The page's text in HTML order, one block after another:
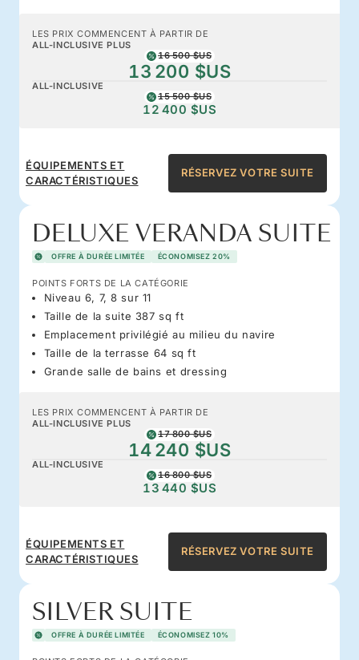
LES PRIX COMMENCENT À PARTIR DE
ALL-INCLUSIVE PLUS
16 500 $US
13 200 $US
ALL-INCLUSIVE
15 500 $US
12 400 $US
ÉQUIPEMENTS ET
CARACTÉRISTIQUES
RÉSERVEZ VOTRE SUITE
DELUXE VERANDA SUITE
OFFRE À DURÉE LIMITÉE ÉCONOMISEZ 20%
POINTS FORTS DE LA CATÉGORIE
Niveau 6, 7, 8 sur 11
Taille de la suite 387 sq ft
Emplacement privilégié au milieu du navire
Taille de la terrasse 64 sq ft
Grande salle de bains et dressing
LES PRIX COMMENCENT À PARTIR DE
ALL-INCLUSIVE PLUS
17 800 $US
14 240 $US
ALL-INCLUSIVE
16 800 $US
13 440 $US
ÉQUIPEMENTS ET
CARACTÉRISTIQUES
RÉSERVEZ VOTRE SUITE
SILVER SUITE
OFFRE À DURÉE LIMITÉE ÉCONOMISEZ 10%